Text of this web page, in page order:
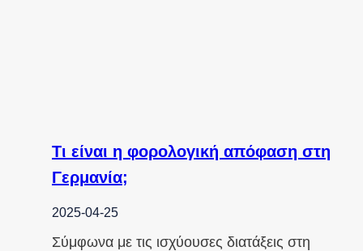
Τι είναι η φορολογική απόφαση στη
Γερμανία;
2025-04-25
Σύμφωνα με τις ισχύουσες διατάξεις στη